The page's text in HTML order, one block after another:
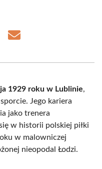
Share
1929 roku w Lublinie,
Jego kariera
jako trenera
w historii polskiej piłki
w malowniczej
nieopodal Łodzi.